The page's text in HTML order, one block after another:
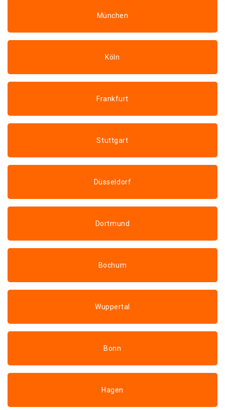
München
Köln
Frankfurt
Stuttgart
Düsseldorf
Dortmund
Bochum
Wuppertal
Bonn
Hagen